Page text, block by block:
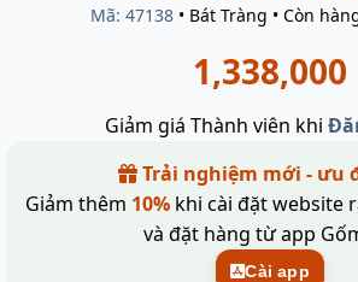
Mã: 47138 • Bát Tràng • Còn
1,338,000
Giảm giá Thành viên khi
Trải nghiệm mới - ưu
Giảm thêm 10% khi cài đặt website
và đặt hàng từ app
Cài app